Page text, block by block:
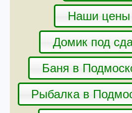
Наши цены
Домик под
Баня в
Рыбалка в